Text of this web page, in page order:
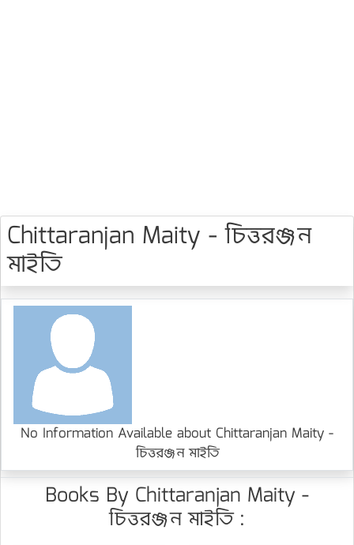
Chittaranjan Maity - চিত্তরঞ্জন
মাইতি
No Information Available about Chittaranjan Maity -
চিত্তরঞ্জন মাইতি
Books By Chittaranjan Maity -
চিত্তরঞ্জন মাইতি :